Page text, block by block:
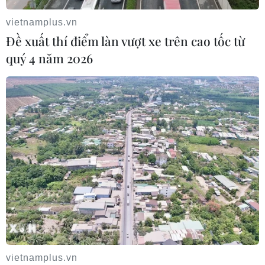
Đà Nẵng tìm "lời giải bài toán" an ninh nguồn nước
08/08/2026 05:05
vietnamplus.vn
Đề xuất thí điểm làn vượt xe trên cao tốc từ
quý 4 năm 2026
vietnamplus.vn